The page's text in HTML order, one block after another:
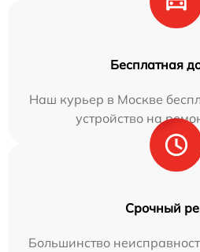
Бесплатная
Наш курьер в Москве
устройство на
Срочный
Большинство